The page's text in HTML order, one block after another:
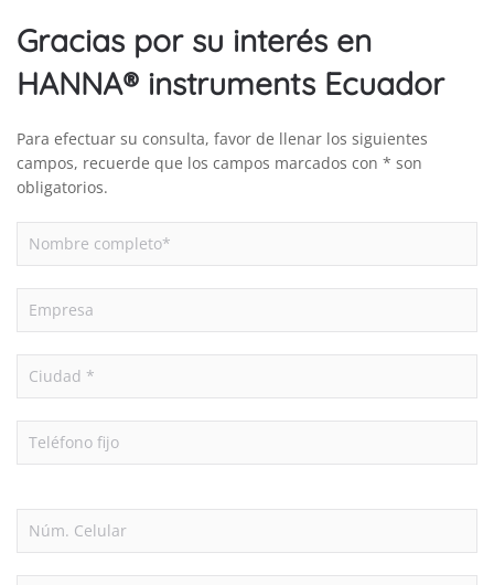
Gracias por su interés en
HANNA® instruments Ecuador
Para efectuar su consulta, favor de llenar los siguientes
campos, recuerde que los campos marcados con * son
obligatorios.